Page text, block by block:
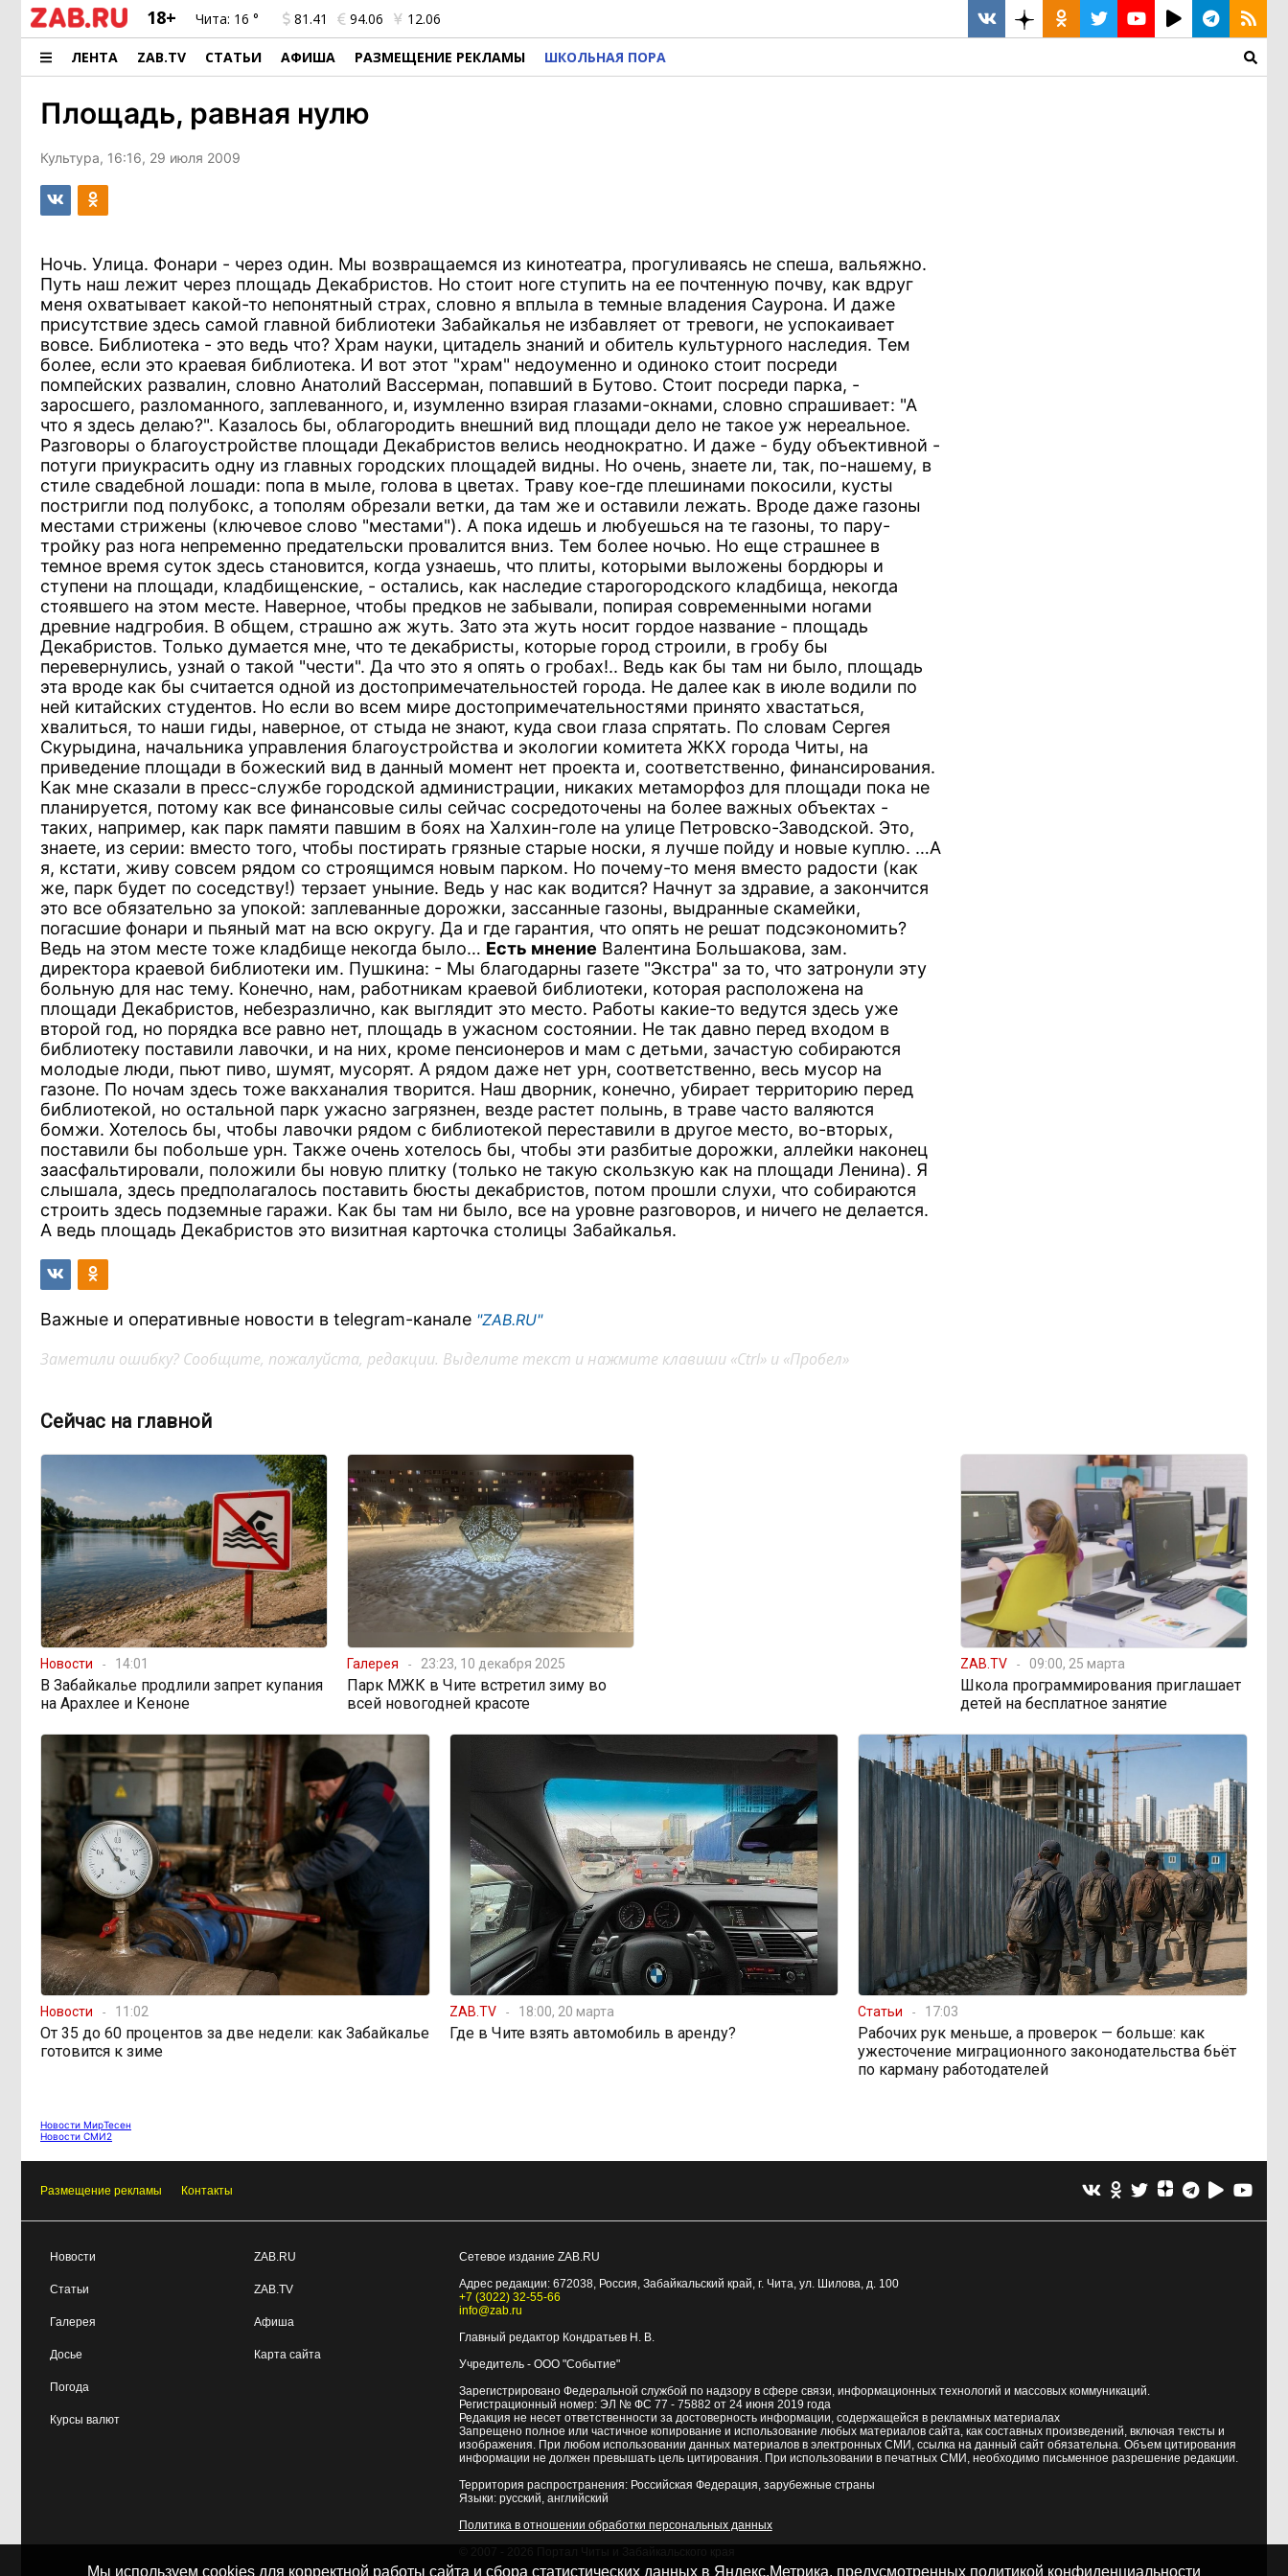
18+ Чита: 16 ° 81.41 94.06 12.06
ЛЕНТА ZAB.TV СТАТЬИ АФИША РАЗМЕЩЕНИЕ РЕКЛАМЫ ШКОЛЬНАЯ ПОРА
Площадь, равная нулю
Культура, 16:16, 29 июля 2009
Ночь. Улица. Фонари - через один. Мы возвращаемся из кинотеатра, прогуливаясь не спеша, вальяжно.
Путь наш лежит через площадь Декабристов. Но стоит ноге ступить на ее почтенную почву, как вдруг
меня охватывает какой-то непонятный страх, словно я вплыла в темные владения Саурона. И даже
присутствие здесь самой главной библиотеки Забайкалья не избавляет от тревоги, не успокаивает
вовсе. Библиотека - это ведь что? Храм науки, цитадель знаний и обитель культурного наследия. Тем
более, если это краевая библиотека. И вот этот "храм" недоуменно и одиноко стоит посреди
помпейских развалин, словно Анатолий Вассерман, попавший в Бутово. Стоит посреди парка, -
заросшего, разломанного, заплеванного, и, изумленно взирая глазами-окнами, словно спрашивает: "А
что я здесь делаю?". Казалось бы, облагородить внешний вид площади дело не такое уж нереальное.
Разговоры о благоустройстве площади Декабристов велись неоднократно. И даже - буду объективной -
потуги приукрасить одну из главных городских площадей видны. Но очень, знаете ли, так, по-нашему, в
стиле свадебной лошади: попа в мыле, голова в цветах. Траву кое-где плешинами покосили, кусты
постригли под полубокс, а тополям обрезали ветки, да там же и оставили лежать. Вроде даже газоны
местами стрижены (ключевое слово "местами"). А пока идешь и любуешься на те газоны, то пару-
тройку раз нога непременно предательски провалится вниз. Тем более ночью. Но еще страшнее в
темное время суток здесь становится, когда узнаешь, что плиты, которыми выложены бордюры и
ступени на площади, кладбищенские, - остались, как наследие старогородского кладбища, некогда
стоявшего на этом месте. Наверное, чтобы предков не забывали, попирая современными ногами
древние надгробия. В общем, страшно аж жуть. Зато эта жуть носит гордое название - площадь
Декабристов. Только думается мне, что те декабристы, которые город строили, в гробу бы
перевернулись, узнай о такой "чести". Да что это я опять о гробах!.. Ведь как бы там ни было, площадь
эта вроде как бы считается одной из достопримечательностей города. Не далее как в июле водили по
ней китайских студентов. Но если во всем мире достопримечательностями принято хвастаться,
хвалиться, то наши гиды, наверное, от стыда не знают, куда свои глаза спрятать. По словам Сергея
Скурыдина, начальника управления благоустройства и экологии комитета ЖКХ города Читы, на
приведение площади в божеский вид в данный момент нет проекта и, соответственно, финансирования.
Как мне сказали в пресс-службе городской администрации, никаких метаморфоз для площади пока не
планируется, потому как все финансовые силы сейчас сосредоточены на более важных объектах -
таких, например, как парк памяти павшим в боях на Халхин-голе на улице Петровско-Заводской. Это,
знаете, из серии: вместо того, чтобы постирать грязные старые носки, я лучше пойду и новые куплю. …А
я, кстати, живу совсем рядом со строящимся новым парком. Но почему-то меня вместо радости (как
же, парк будет по соседству!) терзает уныние. Ведь у нас как водится? Начнут за здравие, а закончится
это все обязательно за упокой: заплеванные дорожки, зассанные газоны, выдранные скамейки,
погасшие фонари и пьяный мат на всю округу. Да и где гарантия, что опять не решат подсэкономить?
Ведь на этом месте тоже кладбище некогда было… Есть мнение Валентина Большакова, зам.
директора краевой библиотеки им. Пушкина: - Мы благодарны газете "Экстра" за то, что затронули эту
больную для нас тему. Конечно, нам, работникам краевой библиотеки, которая расположена на
площади Декабристов, небезразлично, как выглядит это место. Работы какие-то ведутся здесь уже
второй год, но порядка все равно нет, площадь в ужасном состоянии. Не так давно перед входом в
библиотеку поставили лавочки, и на них, кроме пенсионеров и мам с детьми, зачастую собираются
молодые люди, пьют пиво, шумят, мусорят. А рядом даже нет урн, соответственно, весь мусор на
газоне. По ночам здесь тоже вакханалия творится. Наш дворник, конечно, убирает территорию перед
библиотекой, но остальной парк ужасно загрязнен, везде растет полынь, в траве часто валяются
бомжи. Хотелось бы, чтобы лавочки рядом с библиотекой переставили в другое место, во-вторых,
поставили бы побольше урн. Также очень хотелось бы, чтобы эти разбитые дорожки, аллейки наконец
заасфальтировали, положили бы новую плитку (только не такую скользкую как на площади Ленина). Я
слышала, здесь предполагалось поставить бюсты декабристов, потом прошли слухи, что собираются
строить здесь подземные гаражи. Как бы там ни было, все на уровне разговоров, и ничего не делается.
А ведь площадь Декабристов это визитная карточка столицы Забайкалья.
Важные и оперативные новости в telegram-канале "ZAB.RU"
Заметили ошибку? Сообщите, пожалуйста, редакции. Выделите текст и нажмите клавиши «Ctrl» и «Пробел»
Сейчас на главной
Новости 14:01
В Забайкалье продлили запрет купания
на Арахлее и Кеноне
Галерея 23:23, 10 декабря 2025
Парк МЖК в Чите встретил зиму во
всей новогодней красоте
ZAB.TV 09:00, 25 марта
Школа программирования приглашает
детей на бесплатное занятие
Новости 11:02
От 35 до 60 процентов за две недели: как Забайкалье
готовится к зиме
ZAB.TV 18:00, 20 марта
Где в Чите взять автомобиль в аренду?
Статьи 17:03
Рабочих рук меньше, а проверок — больше: как
ужесточение миграционного законодательства бьёт
по карману работодателей
Новости МирТесен
Новости СМИ2
Размещение рекламы Контакты
Новости
Статьи
Галерея
Досье
Погода
Курсы валют
ZAB.RU
ZAB.TV
Афиша
Карта сайта
Сетевое издание ZAB.RU
Адрес редакции: 672038, Россия, Забайкальский край, г. Чита, ул. Шилова, д. 100
+7 (3022) 32-55-66
info@zab.ru
Главный редактор Кондратьев Н. В.
Учредитель - ООО "Событие"
Зарегистрировано Федеральной службой по надзору в сфере связи, информационных технологий и массовых коммуникаций.
Регистрационный номер: ЭЛ № ФС 77 - 75882 от 24 июня 2019 года
Редакция не несет ответственности за достоверность информации, содержащейся в рекламных материалах
Запрещено полное или частичное копирование и использование любых материалов сайта, как составных произведений, включая тексты и
изображения. При любом использовании данных материалов в электронных СМИ, ссылка на данный сайт обязательна. Объем цитирования
информации не должен превышать цель цитирования. При использовании в печатных СМИ, необходимо письменное разрешение редакции.
Территория распространения: Российская Федерация, зарубежные страны
Языки: русский, английский
Политика в отношении обработки персональных данных
Мы используем cookies для корректной работы сайта и сбора статистических данных в Яндекс.Метрика, предусмотренных политикой конфиденциальности